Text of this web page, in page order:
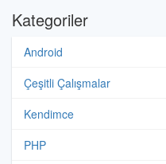
Kategoriler
Android
Çeşitli Çalışmalar
Kendimce
PHP